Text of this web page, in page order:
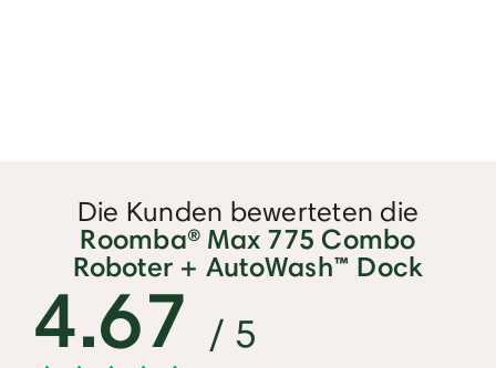
Die Kunden bewerteten die
Roomba® Max 775 Combo
Roboter + AutoWash™ Dock
4.67 / 5